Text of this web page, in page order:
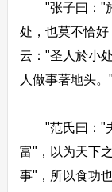
"张子曰："於
处，也莫不恰
云："圣人於小
人做事著地头。"
"范氏曰："夫
富"，以为天下
事"，所以食功